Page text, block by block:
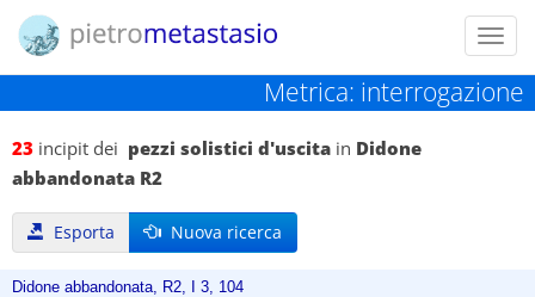
Metrica: interrogazione
23 incipit dei pezzi solistici d'uscita in Didone
abbandonata R2
Esporta Nuova ricerca
Didone abbandonata, R2, I 3, 104